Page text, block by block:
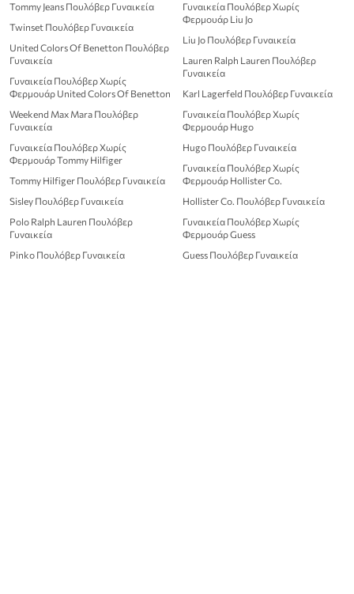
Tommy Jeans Πουλόβερ Γυναικεία
Twinset Πουλόβερ Γυναικεία
United Colors Of Benetton Πουλόβερ
Γυναικεία
Γυναικεία Πουλόβερ Χωρίς
Φερμουάρ United Colors Of Benetton
Weekend Max Mara Πουλόβερ
Γυναικεία
Γυναικεία Πουλόβερ Χωρίς
Φερμουάρ Tommy Hilfiger
Tommy Hilfiger Πουλόβερ Γυναικεία
Sisley Πουλόβερ Γυναικεία
Polo Ralph Lauren Πουλόβερ
Γυναικεία
Pinko Πουλόβερ Γυναικεία
Γυναικεία Πουλόβερ Χωρίς
Φερμουάρ Liu Jo
Liu Jo Πουλόβερ Γυναικεία
Lauren Ralph Lauren Πουλόβερ
Γυναικεία
Karl Lagerfeld Πουλόβερ Γυναικεία
Γυναικεία Πουλόβερ Χωρίς
Φερμουάρ Hugo
Hugo Πουλόβερ Γυναικεία
Γυναικεία Πουλόβερ Χωρίς
Φερμουάρ Hollister Co.
Hollister Co. Πουλόβερ Γυναικεία
Γυναικεία Πουλόβερ Χωρίς
Φερμουάρ Guess
Guess Πουλόβερ Γυναικεία